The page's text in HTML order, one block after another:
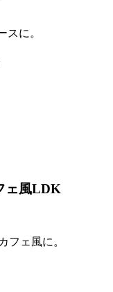
スに。
ェ風LDK
フェ風に。